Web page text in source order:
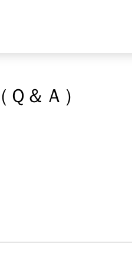
＆Ａ）